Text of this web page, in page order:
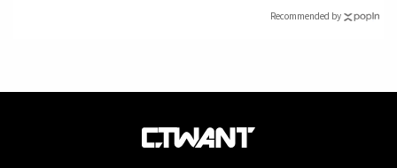
Recommended by